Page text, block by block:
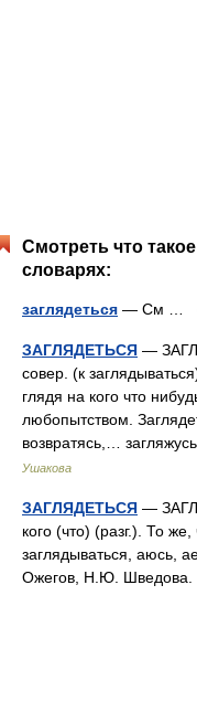
Смотреть что
словарях:
заглядеться — См …
ЗАГЛЯДЕТЬСЯ —
совер. (к
глядя на кого что
любопытством.
возвратясь,…
Ушакова
ЗАГЛЯДЕТЬСЯ —
кого (что) (разг.). То
заглядываться, аюсь,
Ожегов, Н.Ю.